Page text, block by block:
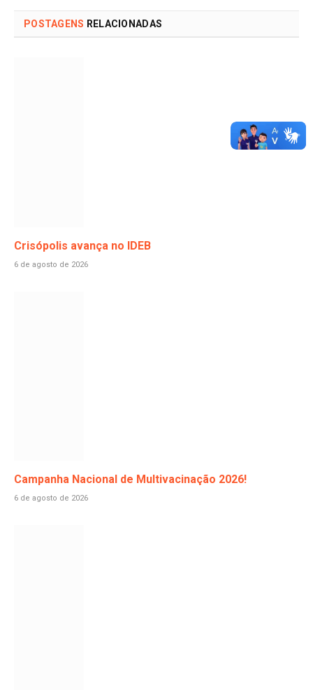
POSTAGENS RELACIONADAS
Crisópolis avança no IDEB
6 de agosto de 2026
Campanha Nacional de Multivacinação 2026!
6 de agosto de 2026